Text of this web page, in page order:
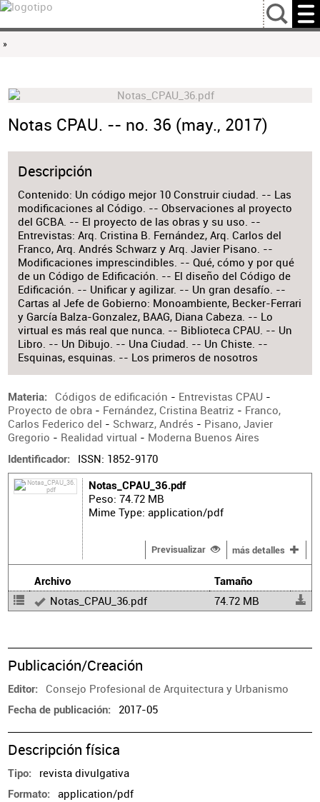
…
»
Notas CPAU. -- no. 36 (may., 2017)
Descripción
Contenido: Un código mejor 10 Construir ciudad. -- Las
modificaciones al Código. -- Observaciones al proyecto
del GCBA. -- El proyecto de las obras y su uso. --
Entrevistas: Arq. Cristina B. Fernández, Arq. Carlos del
Franco, Arq. Andrés Schwarz y Arq. Javier Pisano. --
Modificaciones imprescindibles. -- Qué, cómo y por qué
de un Código de Edificación. -- El diseño del Código de
Edificación. -- Unificar y agilizar. -- Un gran desafío. --
Cartas al Jefe de Gobierno: Monoambiente, Becker-Ferrari
y García Balza-Gonzalez, BAAG, Diana Cabeza. -- Lo
virtual es más real que nunca. -- Biblioteca CPAU. -- Un
Libro. -- Un Dibujo. -- Una Ciudad. -- Un Chiste. --
Esquinas, esquinas. -- Los primeros de nosotros
Materia Códigos de edificación - Entrevistas CPAU -
Proyecto de obra- Fernández, Cristina Beatriz - Franco,
Carlos Federico del - Schwarz, Andrés - Pisano, Javier
Gregorio - Realidad virtual - Moderna Buenos Aires
Identificador ISSN: 1852-9170
Notas_CPAU_36.pdf
Peso: 74.72 MB
Mime Type: application/pdf
Previsualizar más detalles
Archivo Tamaño
Notas_CPAU_36.pdf 74.72 MB
Publicación/Creación
Editor Consejo Profesional de Arquitectura y Urbanismo
Fecha de publicación 2017-05
Descripción física
Tipo revista divulgativa
Formato application/pdf